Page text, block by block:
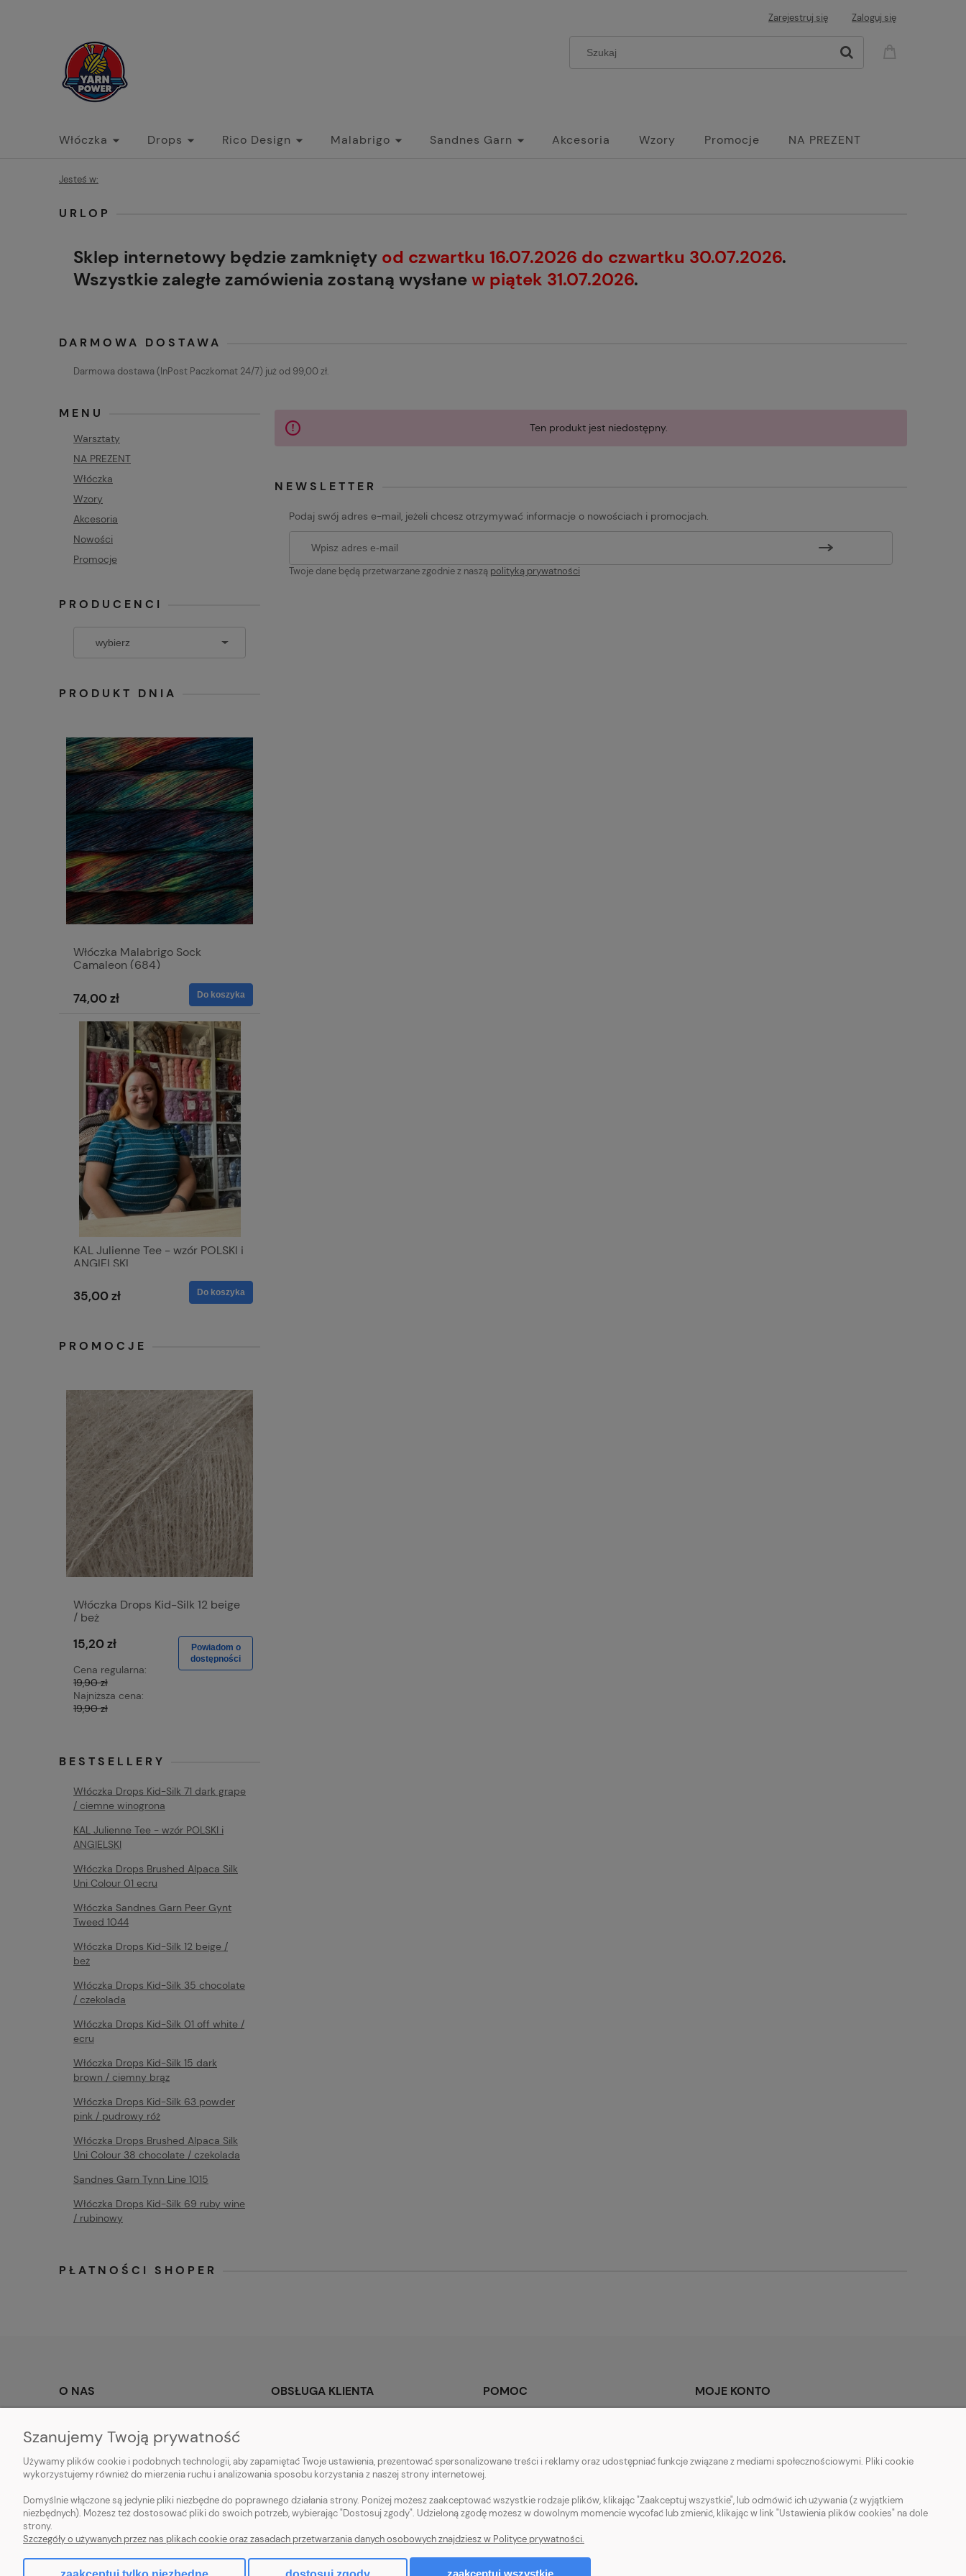
Zarejestruj się Zaloguj się
Włóczka Drops Rico Design Malabrigo Sandnes Garn Akcesoria Wzory Promocje NA PREZENT
Jesteś w:
URLOP
Sklep internetowy będzie zamknięty od czwartku 16.07.2026 do czwartku 30.07.2026.
Wszystkie zaległe zamówienia zostaną wysłanew piątek 31.07.2026.
DARMOWA DOSTAWA
Darmowa dostawa (InPost Paczkomat 24/7) już od 99,00 zł.
MENU
Warsztaty
NA PREZENT
Włóczka
Wzory
Akcesoria
Nowości
Promocje
PRODUCENCI
PRODUKT DNIA
Włóczka Malabrigo Sock
Camaleon (684)
74,00 zł Do koszyka
KAL Julienne Tee - wzór POLSKI i
ANGIELSKI
35,00 zł Do koszyka
PROMOCJE
Włóczka Drops Kid-Silk 12 beige
/ beż
15,20 zł
Cena regularna:
19,90 zł
Najniższa cena:
19,90 zł
Powiadom o
dostępności
BESTSELLERY
Włóczka Drops Kid-Silk 71 dark grape
/ ciemne winogrona
KAL Julienne Tee - wzór POLSKI i
ANGIELSKI
Włóczka Drops Brushed Alpaca Silk
Uni Colour 01 ecru
Włóczka Sandnes Garn Peer Gynt
Tweed 1044
Włóczka Drops Kid-Silk 12 beige /
beż
Włóczka Drops Kid-Silk 35 chocolate
/ czekolada
Włóczka Drops Kid-Silk 01 off white /
ecru
Włóczka Drops Kid-Silk 15 dark
brown / ciemny brąz
Włóczka Drops Kid-Silk 63 powder
pink / pudrowy róż
Włóczka Drops Brushed Alpaca Silk
Uni Colour 38 chocolate / czekolada
Sandnes Garn Tynn Line 1015
Włóczka Drops Kid-Silk 69 ruby wine
/ rubinowy
Ten produkt jest niedostępny.
NEWSLETTER
Podaj swój adres e-mail, jeżeli chcesz otrzymywać informacje o nowościach i promocjach.
Twoje dane będą przetwarzane zgodnie z naszą polityką prywatności
PŁATNOŚCI SHOPER
O NAS
O nas
YOUTUBE
OBSŁUGA KLIENTA
Czas realizacji zamówienia
POMOC
Zwroty i reklamacje
MOJE KONTO
Ulubione
Sklep z włóczką. Internetowa pasmanteria. Włóczki wełniane. Włóczki bawełniane. Tanie włóczki. Włóczki ręcznie farbowane.
Szanujemy Twoją prywatność
Używamy plików cookie i podobnych technologii, aby zapamiętać Twoje ustawienia, prezentować spersonalizowane treści i reklamy oraz udostępniać funkcje związane z mediami społecznościowymi. Pliki cookie
wykorzystujemy również do mierzenia ruchu i analizowania sposobu korzystania z naszej strony internetowej.
Domyślnie włączone są jedynie pliki niezbędne do poprawnego działania strony. Poniżej możesz zaakceptować wszystkie rodzaje plików, klikając "Zaakceptuj wszystkie", lub odmówić ich używania (z wyjątkiem
niezbędnych). Możesz też dostosować pliki do swoich potrzeb, wybierając "Dostosuj zgody". Udzieloną zgodę możesz w dowolnym momencie wycofać lub zmienić, klikając w link "Ustawienia plików cookies" na dole
strony.
Szczegóły o używanych przez nas plikach cookie oraz zasadach przetwarzania danych osobowych znajdziesz w Polityce prywatności.
zaakceptuj wszystkie